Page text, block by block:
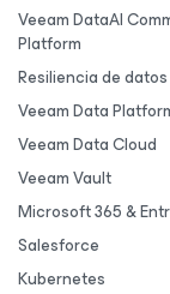
Veeam DataAI
Platform
Resiliencia de datos
Veeam Data
Veeam Data Cloud
Veeam Vault
Microsoft 365 &
Salesforce
Kubernetes